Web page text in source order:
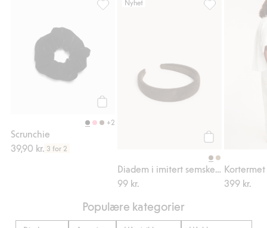
+2
Scrunchie
39,90 kr. 3 for 2
Nyhet
99 kr.
Diadem i
399 kr.
Populære kategorier